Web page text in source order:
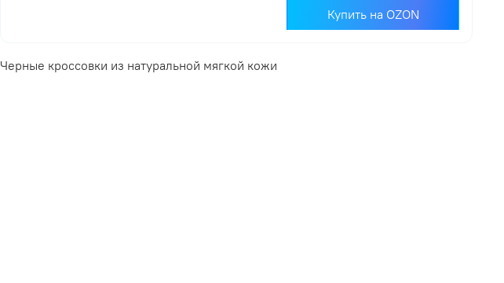
Купить на OZON
Черные кроссовки из натуральной мягкой кожи